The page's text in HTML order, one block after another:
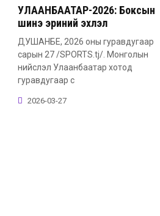
УЛААНБААТАР-2026: Боксын
шинэ эриний эхлэл
ДУШАНБЕ, 2026 оны гуравдугаар
сарын 27 /SPORTS.tj/. Монголын
нийслэл Улаанбаатар хотод
гуравдугаар с
2026-03-27